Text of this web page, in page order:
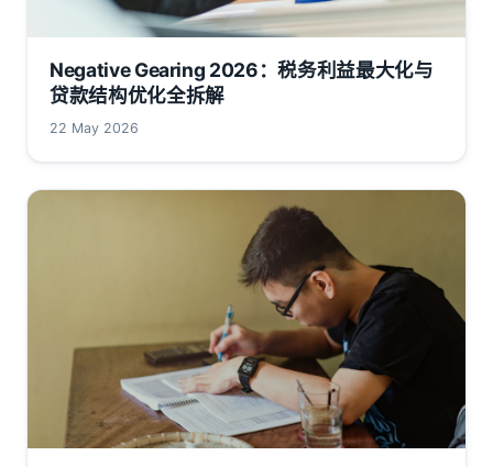
Negative Gearing 2026：税务利益最大化与
贷款结构优化全拆解
22 May 2026